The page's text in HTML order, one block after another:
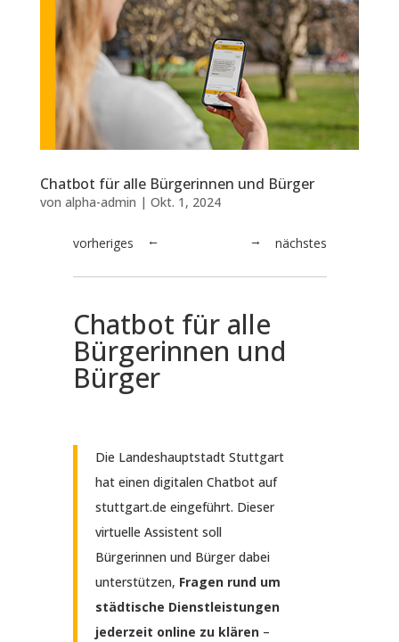
Chatbot für alle Bürgerinnen und Bürger
von alpha-admin | Okt. 1, 2024
← nächstes
vorheriges →
Chatbot für alle
Bürgerinnen und
Bürger
Die Landeshauptstadt Stuttgart
hat einen digitalen Chatbot auf
stuttgart.de eingeführt. Dieser
virtuelle Assistent soll
Bürgerinnen und Bürger dabei
unterstützen, Fragen rund um
städtische Dienstleistungen
jederzeit online zu klären–